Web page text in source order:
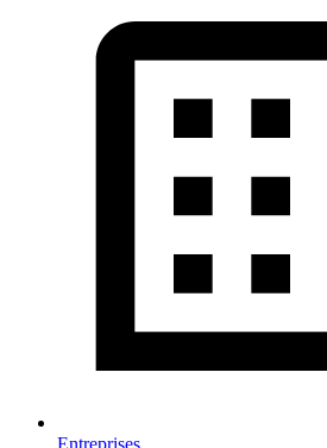
Entreprises